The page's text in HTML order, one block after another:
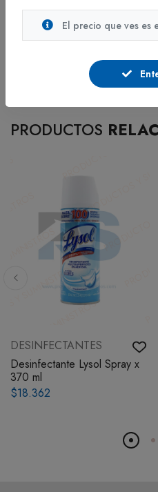
Modo de uso: Pasar la
limpiar y dejar actuar. No
PRODUCTOS
DESINFECTANTES
Desinfectante Lysol Spray x
370 ml
$18.362
El precio que ves es